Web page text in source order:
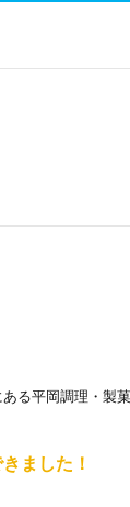
る平岡調理・製
ました！